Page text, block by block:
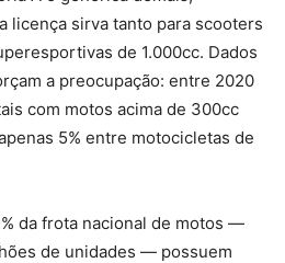
licença sirva tanto para scooters
de 1.000cc. Dados
a preocupação: entre 2020
com motos acima de 300cc
5% entre motocicletas de
da frota nacional de motos —
de unidades — possuem